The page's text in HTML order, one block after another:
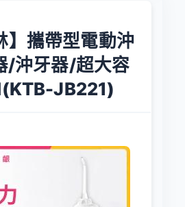
】攜帶型電動沖
/沖牙器/超大容
JB221)